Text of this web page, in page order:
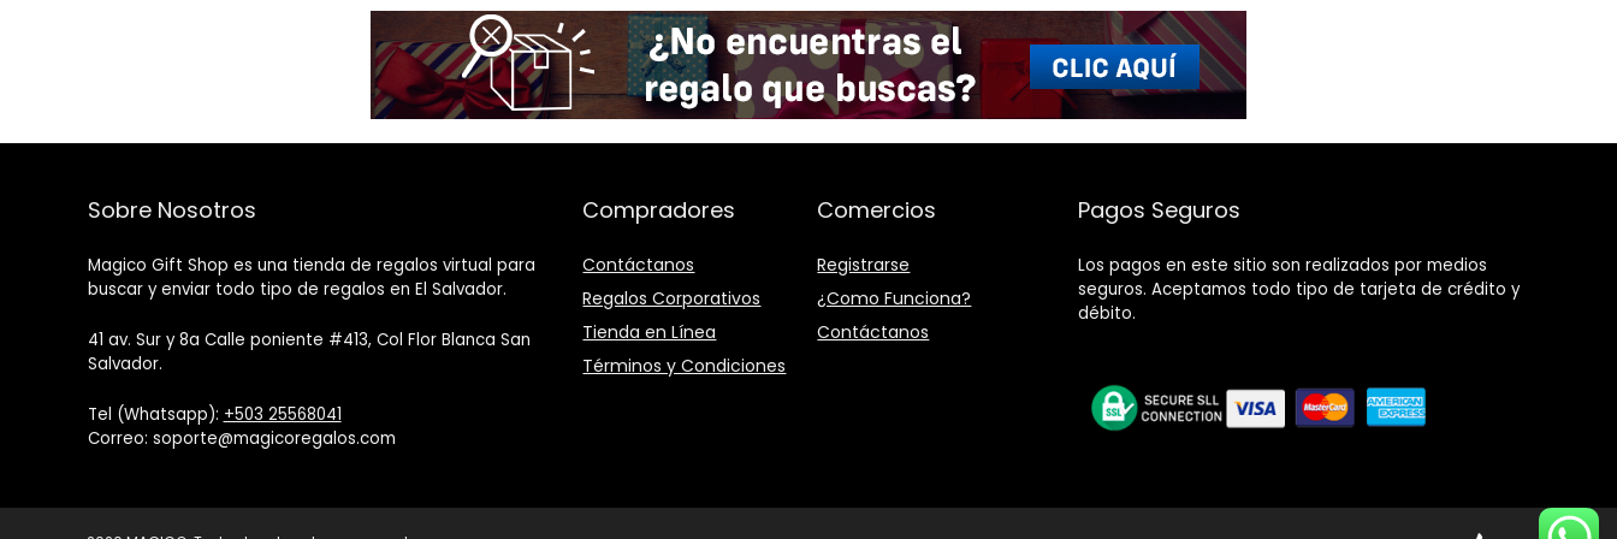
Sobre Nosotros
Magico Gift Shop es una tienda de regalos virtual para
buscar y enviar todo tipo de regalos en El Salvador.
41 av. Sur y 8a Calle poniente #413, Col Flor Blanca San
Salvador.
Tel (Whatsapp): +503 25568041
Correo: soporte@magicoregalos.com
Compradores
Contáctanos
Regalos Corporativos
Tienda en Línea
Términos y Condiciones
Comercios
Registrarse
¿Como Funciona?
Contáctanos
Pagos Seguros
Los pagos en este sitio son realizados por medios
seguros. Aceptamos todo tipo de tarjeta de crédito y
débito.